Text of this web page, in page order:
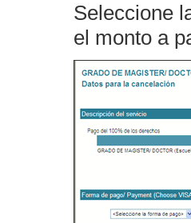
Seleccione
el monto a